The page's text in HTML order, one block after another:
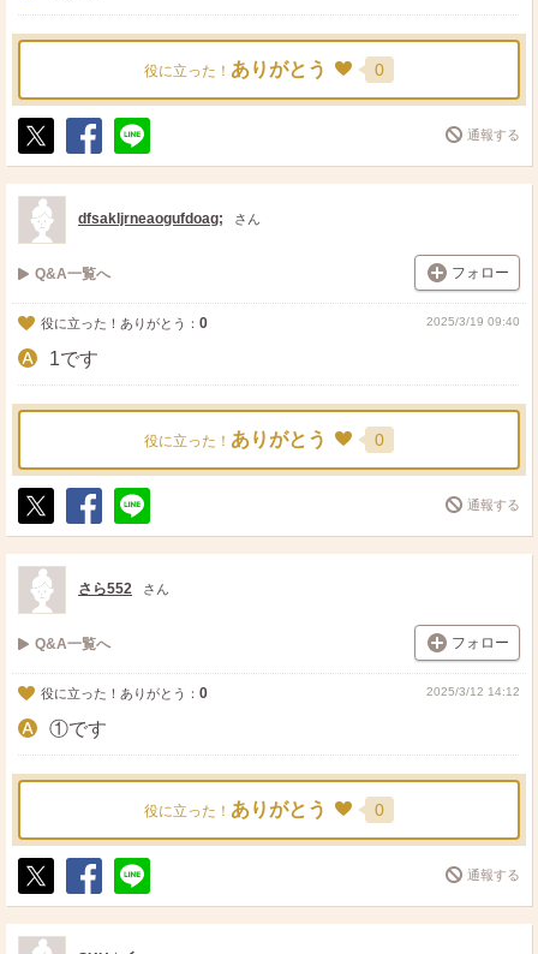
役に立った！ ありがとう 0
ポ
ス
ト
シ
ェ
送
る
通報する
dfsakljrneaogufdoag; さん
Q&A一覧へ フォロー
役に立った！ありがとう： 0 2025/3/19 09:40
1です
役に立った！ ありがとう 0
ポ
ス
ト
シ
ェ
送
る
通報する
さら552 さん
Q&A一覧へ フォロー
役に立った！ありがとう： 0 2025/3/12 14:12
①です
役に立った！ ありがとう 0
ポ
ス
ト
シ
ェ
送
る
通報する